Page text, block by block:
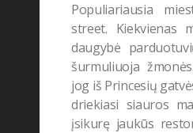
Populiariausia
street. Kiekvienas
daugybė
šurmuliuoja
jog iš Princesių
driekiasi siauros
įsikurę jaukūs